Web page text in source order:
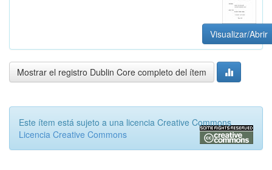
Visualizar/Abrir
Mostrar el registro Dublin Core completo del ítem
Este ítem está sujeto a una licencia Creative Commons
Licencia Creative Commons